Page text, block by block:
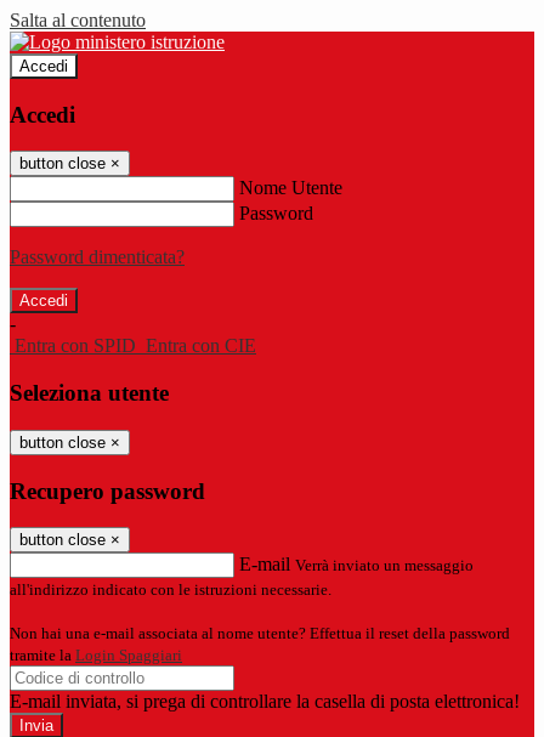
Salta al contenuto
Accedi
Accedi
button close ×
Nome Utente
Password
Password dimenticata?
-
Entra con SPID Entra con CIE
Seleziona utente
button close ×
Recupero password
button close ×
E-mail Verrà inviato un messaggio
all'indirizzo indicato con le istruzioni necessarie.
Non hai una e-mail associata al nome utente? Effettua il reset della password
tramite la Login Spaggiari
E-mail inviata, si prega di controllare la casella di posta elettronica!